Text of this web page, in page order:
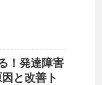
！発達障害
と改善ト